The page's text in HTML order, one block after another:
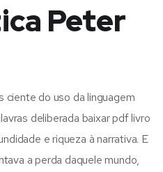
Peter
ciente do uso da linguagem
deliberada baixar pdf livro
e riqueza à narrativa. E
a perda daquele mundo,